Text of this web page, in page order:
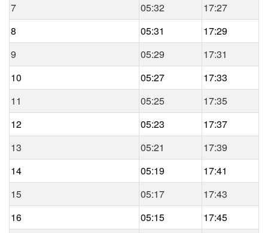
7
05:32
17:27
8
05:31
17:29
9
05:29
17:31
10
05:27
17:33
11
05:25
17:35
12
05:23
17:37
13
05:21
17:39
14
05:19
17:41
15
05:17
17:43
16
05:15
17:45